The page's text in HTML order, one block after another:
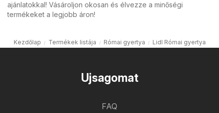
ajánlatokkal! Vásároljon okosan és élvezze a minőségi
termékeket a legjobb áron!
Kezdőlap Termékek listája Római gyertya Lidl Római gyertya
Ujsagomat
FAQ